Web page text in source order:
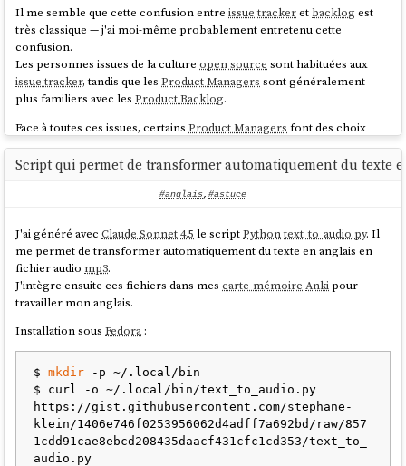
Il me semble que cette confusion entreissue trackeret backlog est
très classique — j'ai moi-même probablement entretenu cette
confusion.
Les personnes issues de la cultureopen source sont habituées aux
issue tracker, tandis que lesProduct Managers sont généralement
plus familiers avec lesProduct Backlog.
Face à toutes ces issues, certainsProduct Managers font des choix
radicaux pour garder la maîtrise :
fermertrès rapidement toutes les issues non prioritaires
l'utilisation d'unissue tracker
Je ne conseille pas ces approches : elles suppriment d'un bloc ce qui
fait la valeur d'unissue tracker(voir "Collecter les sujets dans un issue
tracker pour ne pas se répéter
À la place, je conseille dans un premier temps de ne pas se
sur les issues indiquées par ses collègues ainsi que sur celles que l'on a
soi-même créées.
Pour suivre ces issues et constituer son
des labels — sur
GitLab, j'utilise par exemplebacklog ,backlog-
stephane,next-sprint,next-next-sprint. Ces labels,
combinés à des vues kanban, permettent à chaque membre de créer
backlogà partir d'un sous-ensemble restreint d'issues.
Script qui permet de transformer automatiquement du texte
#anglais, #astuce
J'ai généré avecClaude Sonnet 4.5 le scriptPython text_to_audio.py. Il
me permet de transformer automatiquement du texte en anglais en
fichier audio mp3.
J'intègre ensuite ces fichiers dans mescarte-mémoire Anki pour
travailler mon anglais.
Installation sousFedora :
$ mkdir -p ~/.local/bin
$ curl -o ~/.local/bin/text_to_audio.py
https://gist.githubusercontent.com/stephane-
klein/1406e746f0253956062d4adff7a692bd/raw/857
1cdd91cae8ebcd208435daacf431cfc1cd353/text_to_
audio.py